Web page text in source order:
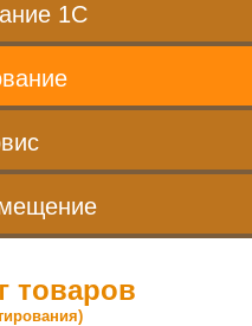
1С
товаров